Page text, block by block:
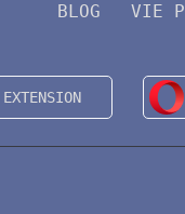
BLOG VIE